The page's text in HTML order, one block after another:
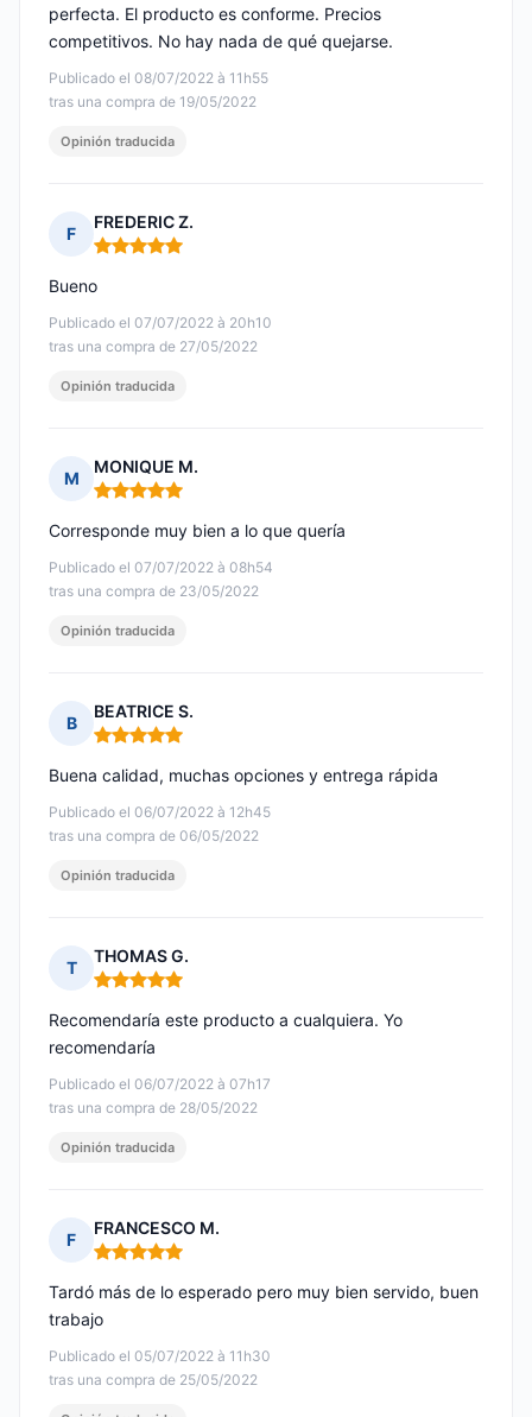
Publicado el 08/07/2022 à 11h55
tras una compra de 19/05/2022
perfecta. El producto es conforme. Precios
competitivos. No hay nada de qué quejarse.
Opinión traducida
F
FREDERIC Z.
Nota: 5 de 5
Publicado el 07/07/2022 à 20h10
tras una compra de 27/05/2022
Bueno
Opinión traducida
M
MONIQUE M.
Nota: 5 de 5
Publicado el 07/07/2022 à 08h54
tras una compra de 23/05/2022
Corresponde muy bien a lo que quería
Opinión traducida
B
BEATRICE S.
Nota: 5 de 5
Publicado el 06/07/2022 à 12h45
tras una compra de 06/05/2022
Buena calidad, muchas opciones y entrega rápida
Opinión traducida
T
THOMAS G.
Nota: 5 de 5
Publicado el 06/07/2022 à 07h17
tras una compra de 28/05/2022
Recomendaría este producto a cualquiera. Yo
recomendaría
Opinión traducida
F
FRANCESCO M.
Nota: 5 de 5
Publicado el 05/07/2022 à 11h30
tras una compra de 25/05/2022
Tardó más de lo esperado pero muy bien servido, buen
trabajo